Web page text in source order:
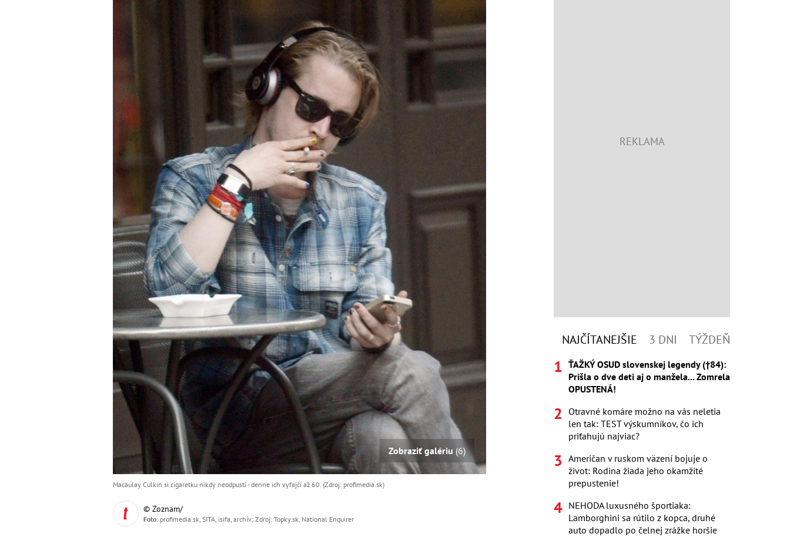
Zobraziť galériu (6)
Macaulay Culkin si cigaretku nikdy neodpustí - denne ich vyfajčí až 60. (Zdroj: profimedia.sk)
© Zoznam/
Foto: profimedia.sk, SITA, isifa, archív; Zdroj: Topky.sk, National Enquirer
NAJČÍTANEJŠIE 3 DNI TÝŽDEŇ
ŤAŽKÝ OSUD slovenskej legendy (†84):
Prišla o dve deti aj o manžela... Zomrela
OPUSTENÁ!
Otravné komáre možno na vás neletia
len tak: TEST výskumníkov, čo ich
priťahujú najviac?
Američan v ruskom väzení bojuje o
život: Rodina žiada jeho okamžité
prepustenie!
NEHODA luxusného športiaka:
Lamborghini sa rútilo z kopca, druhé
auto dopadlo po čelnej zrážke horšie